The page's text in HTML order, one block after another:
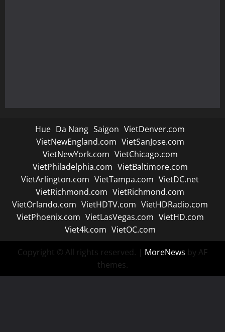
Hue Da Nang Saigon VietDenver.com
VietNewEngland.com VietSanJose.com
VietNewYork.com VietChicago.com
VietPhiladelphia.com VietBaltimore.com
VietArlington.com VietTampa.com VietDC.net
VietRichmond.com VietRichmond.com
VietOrlando.com VietHDTV.com VietHDRadio.com
VietPhoenix.com VietLasVegas.com VietHD.com
Viet4k.com VietOC.com
Copyright © All rights reserved. | MoreNews by AF
themes.